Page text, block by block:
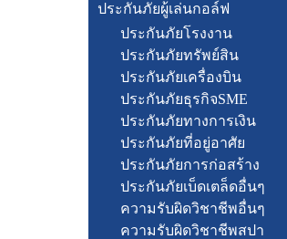
ประกันภัยผู้เล่นกอล์ฟ
ประกันภัยโรงงาน
ประกันภัยทรัพย์สิน
ประกันภัยเครื่องบิน
ประกันภัยธุรกิจSME
ประกันภัยทางการเงิน
ประกันภัยที่อยู่อาศัย
ประกันภัยการก่อสร้าง
ประกันภัยเบ็ดเตล็ดอื่นๆ
ความรับผิดวิชาชีพอื่นๆ
ความรับผิดวิชาชีพสปา